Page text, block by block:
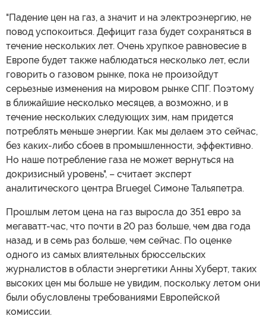
"Падение цен на газ, а значит и на электроэнергию, не
повод успокоиться. Дефицит газа будет сохраняться в
течение нескольких лет. Очень хрупкое равновесие в
Европе будет также наблюдаться несколько лет, если
говорить о газовом рынке, пока не произойдут
серьезные изменения на мировом рынке СПГ. Поэтому
в ближайшие несколько месяцев, а возможно, и в
течение нескольких следующих зим, нам придется
потреблять меньше энергии. Как мы делаем это сейчас,
без каких-либо сбоев в промышленности, эффективно.
Но наше потребление газа не может вернуться на
докризисный уровень", – считает эксперт
аналитического центра Bruegel Симоне Тальяпетра.
Прошлым летом цена на газ выросла до 351 евро за
мегаватт-час, что почти в 20 раз больше, чем два года
назад, и в семь раз больше, чем сейчас. По оценке
одного из самых влиятельных брюссельских
журналистов в области энергетики Анны Хуберт, таких
высоких цен мы больше не увидим, поскольку летом они
были обусловлены требованиями Европейской
комиссии.